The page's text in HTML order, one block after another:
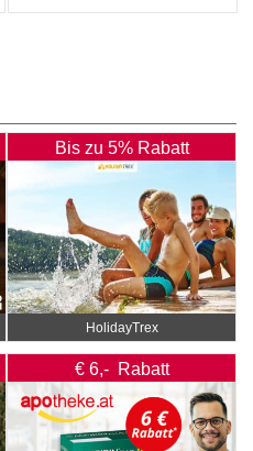
Bis zu 5% Rabatt
HolidayTrex
€ 6,- Rabatt